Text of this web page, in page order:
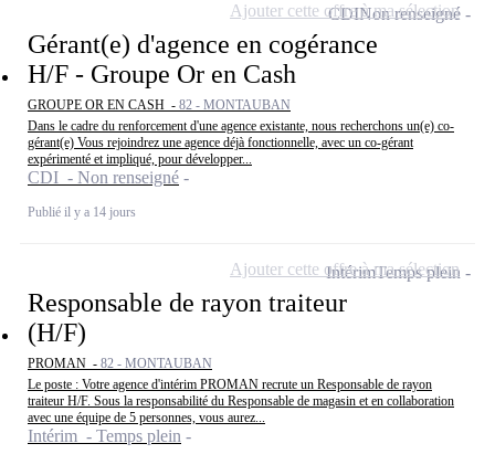
Gérant(e) d'agence en cogérance
H/F - Groupe Or en Cash
GROUPE OR EN CASH - 82 - MONTAUBAN
Dans le cadre du renforcement d'une agence existante, nous recherchons un(e) co-
gérant(e) Vous rejoindrez une agence déjà fonctionnelle, avec un co-gérant
expérimenté et impliqué, pour développer...
CDI - Non renseigné
Publié il y a 14 jours
CDINon renseigné
Ajouter cette offre à ma sélection
Responsable de rayon traiteur
(H/F)
PROMAN - 82 - MONTAUBAN
Le poste : Votre agence d'intérim PROMAN recrute un Responsable de rayon
traiteur H/F. Sous la responsabilité du Responsable de magasin et en collaboration
avec une équipe de 5 personnes, vous aurez...
Intérim - Temps plein
IntérimTemps plein
Ajouter cette offre à ma sélection